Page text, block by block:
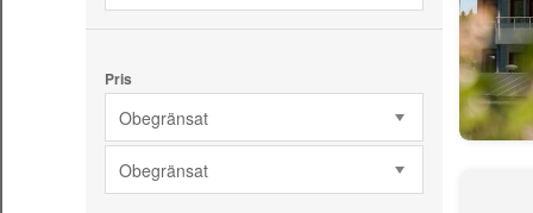
Pris
Obegränsat
Obegränsat